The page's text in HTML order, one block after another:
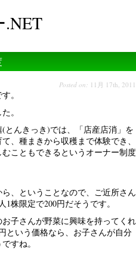
Posted on: 11月 17th, 2011
。
。
とんきっき)では、「店産店消」を
、種まきから収穫まで体験でき、
こともできるというオーナー制度
、ということなので、ご近所さん
株限定で200円だそうです。
子さんが野菜に興味を持ってくれ
という価格なら、お子さんが自分
すね。